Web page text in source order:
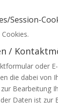
Session-
/
oder
die dabei von
Bearbeitung
Daten ist zur